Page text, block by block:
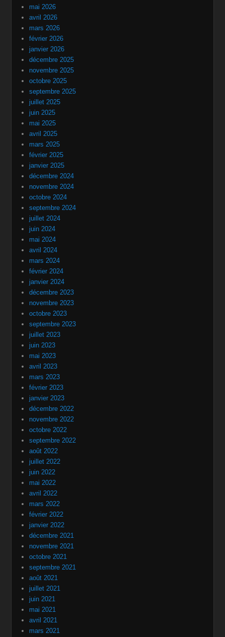
mai 2026
avril 2026
mars 2026
février 2026
janvier 2026
décembre 2025
novembre 2025
octobre 2025
septembre 2025
juillet 2025
juin 2025
mai 2025
avril 2025
mars 2025
février 2025
janvier 2025
décembre 2024
novembre 2024
octobre 2024
septembre 2024
juillet 2024
juin 2024
mai 2024
avril 2024
mars 2024
février 2024
janvier 2024
décembre 2023
novembre 2023
octobre 2023
septembre 2023
juillet 2023
juin 2023
mai 2023
avril 2023
mars 2023
février 2023
janvier 2023
décembre 2022
novembre 2022
octobre 2022
septembre 2022
août 2022
juillet 2022
juin 2022
mai 2022
avril 2022
mars 2022
février 2022
janvier 2022
décembre 2021
novembre 2021
octobre 2021
septembre 2021
août 2021
juillet 2021
juin 2021
mai 2021
avril 2021
mars 2021